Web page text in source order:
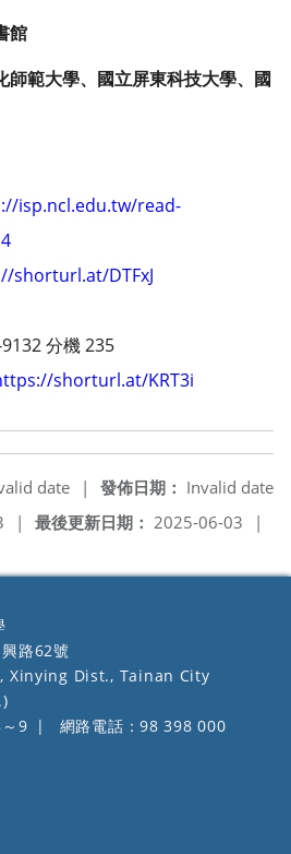
館
師範大學、國立屏東科技大學、國
isp.ncl.edu.tw/read-
shorturl.at/DTFxJ
分機 235
shorturl.at/KRT3i
發佈日期： Invalid date
date
|
最後更新日期： 2025-06-03 |
|
路62號
Xinying Dist., Tainan City
9 |
網路電話：98 398 000